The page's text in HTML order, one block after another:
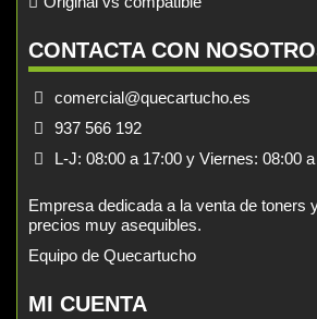
CONTACTA CON
comercial@quecartucho.es
937 566 192
L-J: 08:00 a 17:00 y Viernes: 08:00
Empresa dedicada a la venta de toners
precios muy asequibles.
Equipo de Quecartucho
MI CUENTA